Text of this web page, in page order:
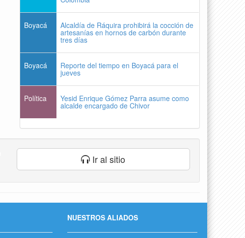
Boyacá Alcaldía de Ráquira prohibirá la cocción de
artesanías en hornos de carbón durante
tres días
Boyacá Reporte del tiempo en Boyacá para el
jueves
Política Yesid Enrique Gómez Parra asume como
alcalde encargado de Chivor
Ir al sitio
NUESTROS ALIADOS